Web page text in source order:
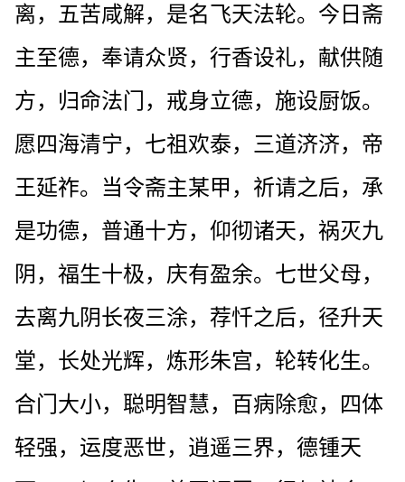
离，五苦咸解，是名飞天法轮。今日斋
主至德，奉请众贤，行香设礼，献供随
方，归命法门，戒身立德，施设厨饭。
愿四海清宁，七祖欢泰，三道济济，帝
王延祚。当令斋主某甲，祈请之后，承
是功德，普通十方，仰彻诸天，祸灭九
阴，福生十极，庆有盈余。七世父母，
去离九阴长夜三涂，荐忏之后，径升天
堂，长处光辉，炼形朱宫，轮转化生。
合门大小，聪明智慧，百病除愈，四体
轻强，运度恶世，逍遥三界，德锺天